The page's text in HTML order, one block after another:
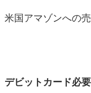
米国アマゾンへの
デビットカード必